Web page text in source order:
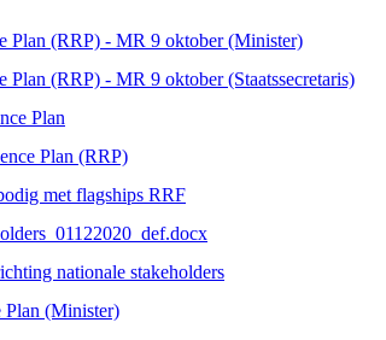
Plan (RRP) - MR 9 oktober (Minister)
Plan (RRP) - MR 9 oktober (Staatssecretaris)
Plan
Plan (RRP)
met flagships RRF
nationale stakeholders
Plan (Minister)